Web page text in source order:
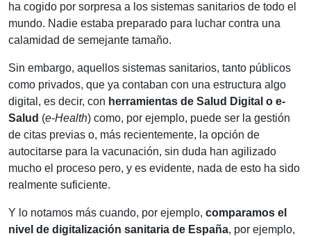
ha cogido por sorpresa a los sistemas sanitarios de todo el
mundo. Nadie estaba preparado para luchar contra una
calamidad de semejante tamaño.
Sin embargo, aquellos sistemas sanitarios, tanto públicos
como privados, que ya contaban con una estructura algo
digital, es decir, con herramientas de Salud Digital o e-
Salud (e-Health) como, por ejemplo, puede ser la gestión
de citas previas o, más recientemente, la opción de
autocitarse para la vacunación, sin duda han agilizado
mucho el proceso pero, y es evidente, nada de esto ha sido
realmente suficiente.
Y lo notamos más cuando, por ejemplo, comparamos el
nivel de digitalización sanitaria de España, por ejemplo,